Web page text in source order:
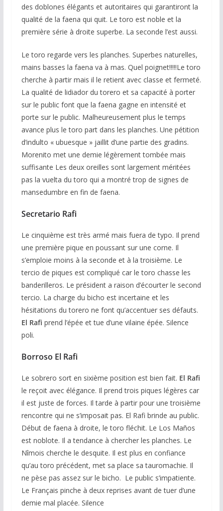
des doblones élégants et autoritaires qui garantiront la
qualité de la faena qui quit. Le toro est noble et la
première série à droite superbe. La seconde l’est aussi.
Le toro regarde vers les planches. Superbes naturelles,
mains basses la faena va à mas. Quel poignet!!!!!Le toro
cherche à partir mais il le retient avec classe et fermeté.
La qualité de lidiador du torero et sa capacité à porter
sur le public font que la faena gagne en intensité et
porte sur le public. Malheureusement plus le temps
avance plus le toro part dans les planches. Une pétition
d’indulto « ubuesque » jaillit d’une partie des gradins.
Morenito met une demie légèrement tombée mais
suffisante Les deux oreilles sont largement méritées
pas la vuelta du toro qui a montré trop de signes de
mansedumbre en fin de faena.
Secretario Rafi
Le cinquième est très armé mais fuera de typo. Il prend
une première pique en poussant sur une corne. Il
s’emploie moins à la seconde et à la troisième. Le
tercio de piques est compliqué car le toro chasse les
banderilleros. Le président a raison d’écourter le second
tercio. La charge du bicho est incertaine et les
hésitations du torero ne font qu’accentuer ses défauts.
El Rafi prend l’épée et tue d’une vilaine épée. Silence
poli.
Borroso El Rafi
Le sobrero sort en sixième position est bien fait. El Rafi
le reçoit avec élégance. Il prend trois piques légères car
il est juste de forces. Il tarde à partir pour une troisième
rencontre qui ne s’imposait pas. El Rafi brinde au public.
Début de faena à droite, le toro fléchit. Le Los Maños
est noblote. Il a tendance à chercher les planches. Le
Nîmois cherche le desquite. Il est plus en confiance
qu’au toro précédent, met sa place sa tauromachie. Il
ne pèse pas assez sur le bicho. Le public s’impatiente.
Le Français pinche à deux reprises avant de tuer d’une
demie mal placée. Silence